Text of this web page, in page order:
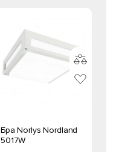
Бра Norlys Nordland
5017W